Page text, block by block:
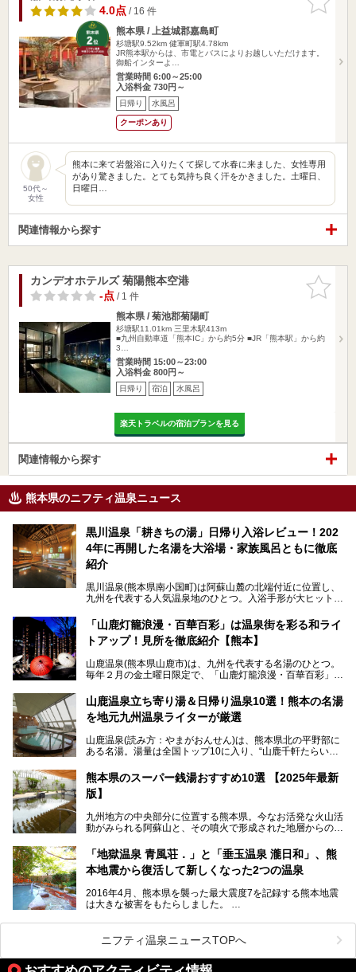
りに追加
4.0点/ 16 件
熊本県 / 上益城郡嘉島町
杉塘駅9.52km 健軍町駅4.78km
JR熊本駅からは、市電とバスによりお越しいただけます。
御船インターよ…
営業時間 6:00～25:00
入浴料金 730円～
日帰り 水風呂
クーポンあり
50代～
女性
熊本に来て岩盤浴に入りたくて探して水春に来ました、女性専用
があり驚きました。とても気持ち良く汗をかきました。土曜日、
日曜日…
関連情報から探す
お気に入
りに追加
カンデオホテルズ 菊陽熊本空港
-点/ 1 件
熊本県 / 菊池郡菊陽町
杉塘駅11.01km 三里木駅413m
■九州自動車道「熊本IC」から約5分 ■JR「熊本駅」から約
3…
営業時間 15:00～23:00
入浴料金 800円～
日帰り 宿泊 水風呂
楽天トラベルの宿泊プランを見る
関連情報から探す
熊本県のニフティ温泉ニュース
黒川温泉「耕きちの湯」日帰り入浴レビュー！202
4年に再開した名湯を大浴場・家族風呂ともに徹底
紹介
黒川温泉(熊本県南小国町)は阿蘇山麓の北端付近に位置し、
九州を代表する人気温泉地のひとつ。入浴手形が大ヒット
す。
中でも「耕きち(こうきち)の湯」は露天風呂を持たないもの
り一度廃業しましたが、2024年10月に営業再開。数多くの
温泉ファンに注目される名湯です。
今回は再開した耕きちの湯を訪問し、全浴室(男女別大浴
「山鹿灯籠浪漫・百華百彩」は温泉街を彩る和ライ
トアップ！見所を徹底紹介【熊本】
山鹿温泉(熊本県山鹿市)は、九州を代表する名湯のひとつ。
毎年２月の金土曜日限定で、「山鹿灯籠浪漫・百華百彩」
ます。和傘や竹、ろうそくなどを用いて、和情緒たっぷりの
ライトアップが無料で楽しめます。
日、の合計8日間開催。今回は地元九州在住の筆者が、その
見所を徹底紹介。併せて、その他イベントや立ち寄り湯も併
山鹿温泉立ち寄り湯＆日帰り温泉10選！熊本の名湯
を地元九州温泉ライターが厳選
山鹿温泉(読み方：やまがおんせん)は、熊本県北の平野部に
ある名湯。湯量は全国トップ10に入り、“山鹿千軒たらいな
泉質であり、お湯の良さにも定評があります。
今回は地元九州の温泉ライターの私が実際に入浴した中か
設・家族風呂の3パターンに分類し、合計10施設を厳選して
ご紹介。ぜひ、湯めぐりの参考にして下さいね！
熊本県のスーパー銭湯おすすめ10選 【2025年最新
版】
九州地方の中央部分に位置する熊本県。今なお活発な火山活
動がみられる阿蘇山と、その噴火で形成された地層からの湧
す。
そんな熊本県は、県内の至るところから温泉が湧いている温
泉県でもあります。山鹿温泉、玉名温泉、黒川温泉、人吉温
出すスーパー銭湯が豊富です。なかでも注目のスーパー銭湯
をピックアップしました。
「地獄温泉 青風荘．」と「垂玉温泉 瀧日和」、熊
本地震から復活して新しくなった2つの温泉
2016年4月、熊本県を襲った最大震度7を記録する熊本地震
は大きな被害をもたらしました。
阿蘇山麓の南阿蘇村の「地獄温泉 清風荘」、そして「清風
荘」から400mほど離れた「垂玉（たるたま）温泉 山口旅
館」の2軒は、この地震による土砂崩れなどのために、一時
期は孤立状態に。もしかしたらこの時のニュースで、「地獄
ニフティ温泉ニュースTOPへ